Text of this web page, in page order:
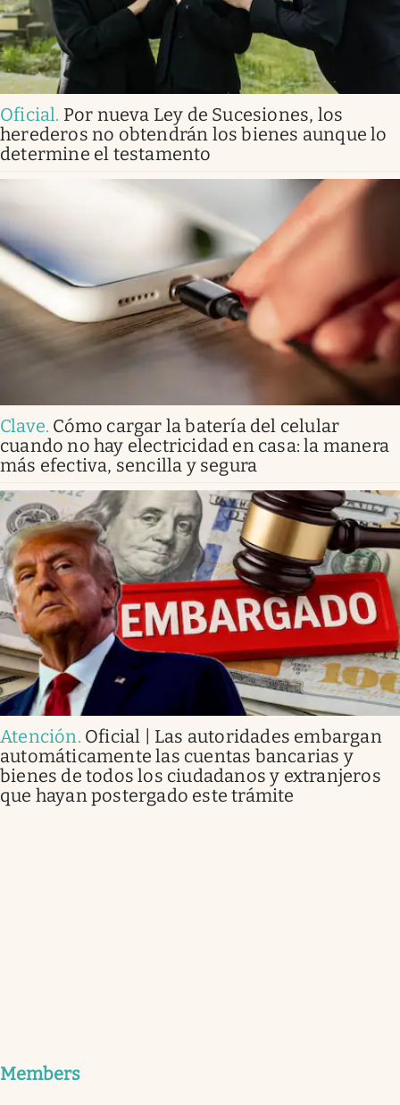
Oficial. Por nueva Ley de Sucesiones, los
herederos no obtendrán los bienes aunque lo
determine el testamento
Clave. Cómo cargar la batería del celular
cuando no hay electricidad en casa: la manera
más efectiva, sencilla y segura
Atención. Oficial | Las autoridades embargan
automáticamente las cuentas bancarias y
bienes de todos los ciudadanos y extranjeros
que hayan postergado este trámite
Members